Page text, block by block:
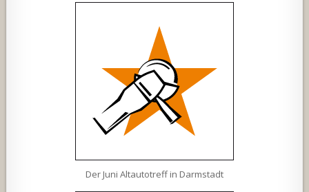
Der Juni Altautotreff in Darmstadt